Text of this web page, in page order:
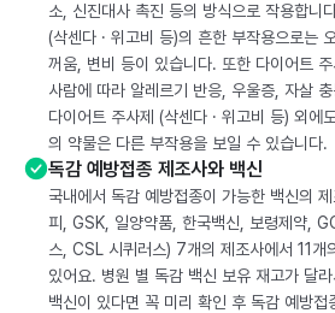
소, 신진대사 촉진 등의 방식으로 작용합니
(삭센다 · 위고비 등)의 흔한 부작용으로는
꺼움, 변비 등이 있습니다. 또한 다이어트
사람에 따라 알레르기 반응, 우울증, 자살
다이어트 주사제 (삭센다 · 위고비 등) 외에
의 약물은 다른 부작용을 보일 수 있습니다.
독감 예방접종 제조사와 백신
국내에서 독감 예방접종이 가능한 백신의
피, GSK, 일양약품, 한국백신, 보령제약,
스, CSL 시퀴러스) 7개의 제조사에서 11개
있어요. 병원 별 독감 백신 보유 재고가 달
백신이 있다면 꼭 미리 확인 후 독감 예방접